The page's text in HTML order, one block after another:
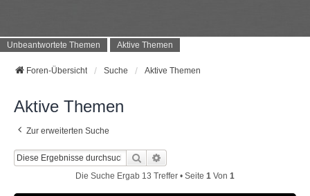
Unbeantwortete Themen Aktive Themen
Foren-Übersicht Suche Aktive Themen
Aktive Themen
Zur erweiterten Suche
Suche
Die Suche Ergab 13 Treffer • Seite 1 Von 1